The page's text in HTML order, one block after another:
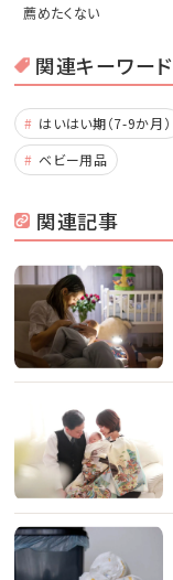
薦めたくない
関連キーワード
はいはい期（7-9か月）
ベビー用品
関連記事